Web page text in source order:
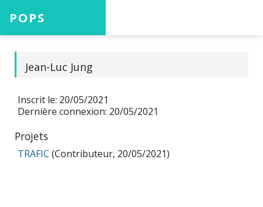
POPS
Projets
Aide
Jean-Luc Jung
Inscrit le: 20/05/2021
Dernière connexion: 20/05/2021
Projets
TRAFIC (Contributeur, 20/05/2021)